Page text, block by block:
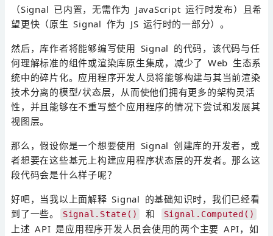
（Signal 已内置，无需作为 JavaScript 运行时发布）且希
望更快（原生 Signal 作为 JS 运行时的一部分）。
然后，库作者将能够编写使用 Signal 的代码，该代码与任
何理解标准的组件或渲染库原生集成，减少了 Web 生态系
统中的碎片化。应用程序开发人员将能够构建与其当前渲染
技术分离的模型/状态层，从而使他们拥有更多的架构灵活
性，并且能够在不重写整个应用程序的情况下尝试和发展其
视图层。
那么，假设你是一个想要使用 Signal 创建库的开发者，或
者想要在这些基元上构建应用程序状态层的开发者。那么这
段代码会是什么样子呢？
好吧，当我以上面解释 Signal 的基础知识时，我们已经看
到了一些。
Signal.State() 和 Signal.Computed()
上述 API 是应用程序开发人员会使用的两个主要 API，如